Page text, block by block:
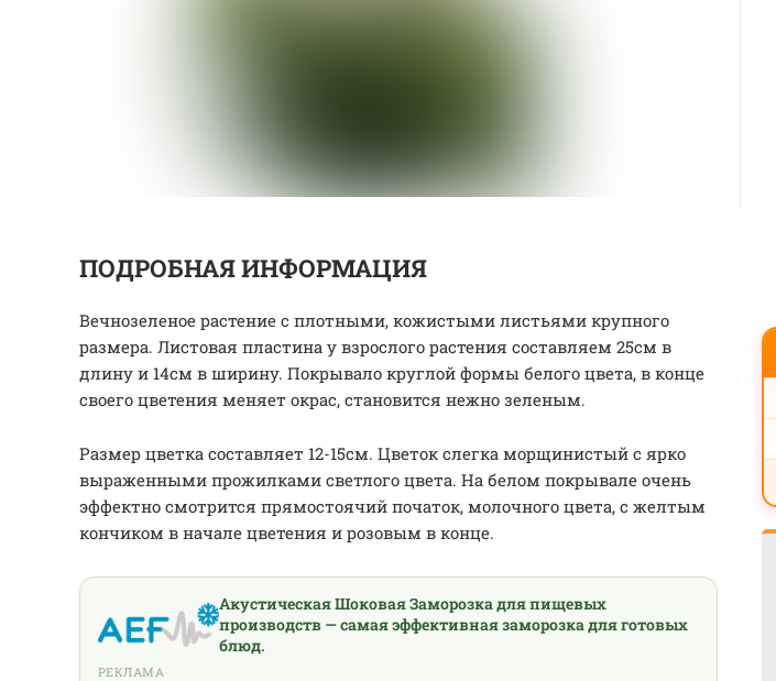
ПОДРОБНАЯ ИНФОРМАЦИЯ
Вечнозеленое растение с плотными, кожистыми листьями крупного
размера. Листовая пластина у взрослого растения составляем 25см в
длину и 14см в ширину. Покрывало круглой формы белого цвета, в конце
своего цветения меняет окрас, становится нежно зеленым.
Размер цветка составляет 12-15см. Цветок слегка морщинистый с ярко
выраженными прожилками светлого цвета. На белом покрывале очень
эффектно смотрится прямостоячий початок, молочного цвета, с желтым
кончиком в начале цветения и розовым в конце.
Акустическая Шоковая Заморозка для пищевых
производств — самая эффективная заморозка для готовых
блюд.
РЕКЛАМА